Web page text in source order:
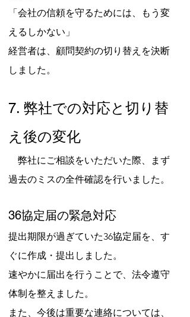
「会社の信頼を守るためには、もう変
えるしかない」
経営者は、顧問契約の切り替えを決断
しました。
7. 弊社での対応と切り替
え後の変化
弊社にご相談をいただいた際、まず
過去のミスの全件確認を行いました。
36協定届の緊急対応
提出期限が過ぎていた36協定届を、す
ぐに作成・提出しました。
速やかに届出を行うことで、法令遵守
体制を整えました。
また、今後は重要な連絡については、